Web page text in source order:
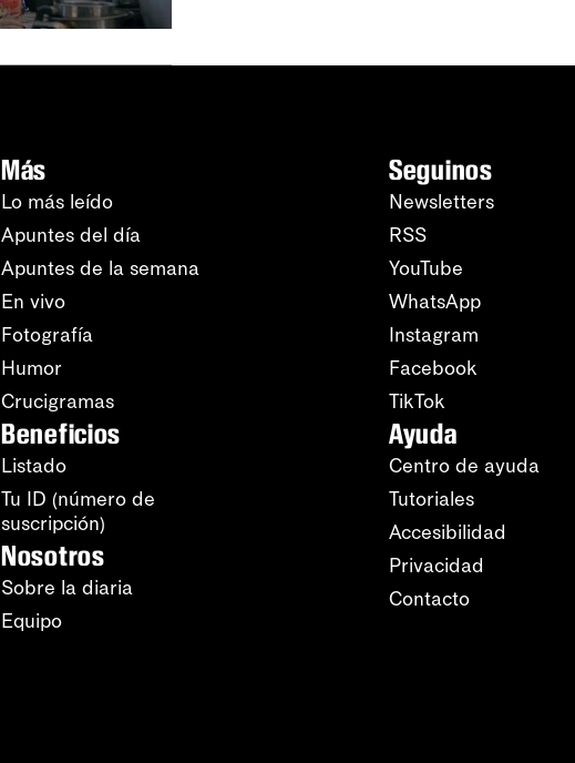
Más
Lo más leído
Apuntes del día
Apuntes de la semana
En vivo
Fotografía
Humor
Crucigramas
Beneficios
Listado
Tu ID (número de
suscripción)
Nosotros
Sobre la diaria
Equipo
Seguinos
Newsletters
RSS
YouTube
WhatsApp
Instagram
Facebook
TikTok
Ayuda
Centro de ayuda
Tutoriales
Accesibilidad
Privacidad
Contacto